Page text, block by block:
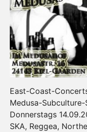
East-Coast-
Medusa-
Donnerstags
SKA, Reggea,